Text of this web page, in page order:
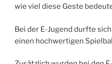
wie viel diese Geste
Bei der E-Jugend durfte
einen hochwertigen